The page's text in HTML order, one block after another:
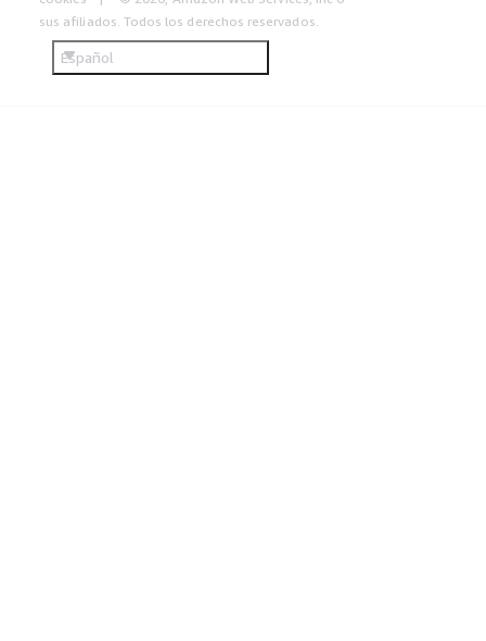
sus afiliados. Todos los derechos reservados.
Español